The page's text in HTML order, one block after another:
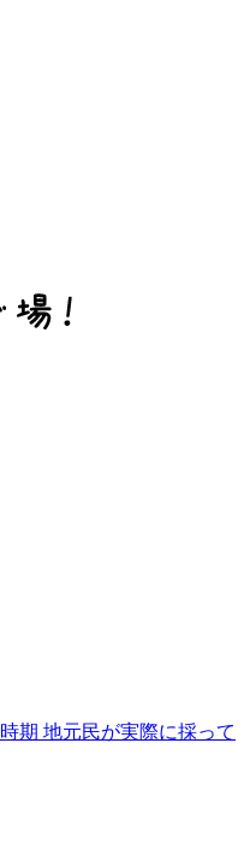
期 地元民が実際に採って